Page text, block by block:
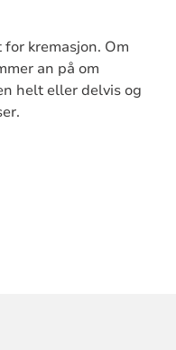
kremasjon. Om
an på om
helt eller delvis og